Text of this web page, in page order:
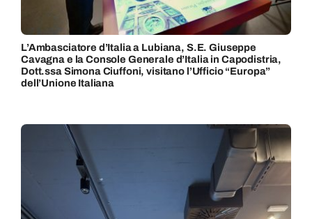
L’Ambasciatore d’Italia a Lubiana, S.E. Giuseppe
Cavagna e la Console Generale d’Italia in Capodistria,
Dott.ssa Simona Ciuffoni, visitano l’Ufficio “Europa”
dell’Unione Italiana